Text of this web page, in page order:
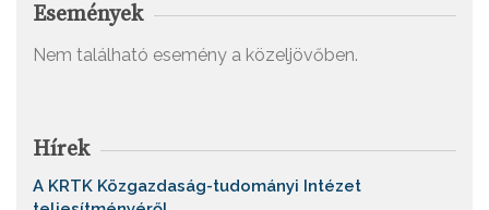
Események
Nem található esemény a közeljövőben.
Hírek
A KRTK Közgazdaság-tudományi Intézet